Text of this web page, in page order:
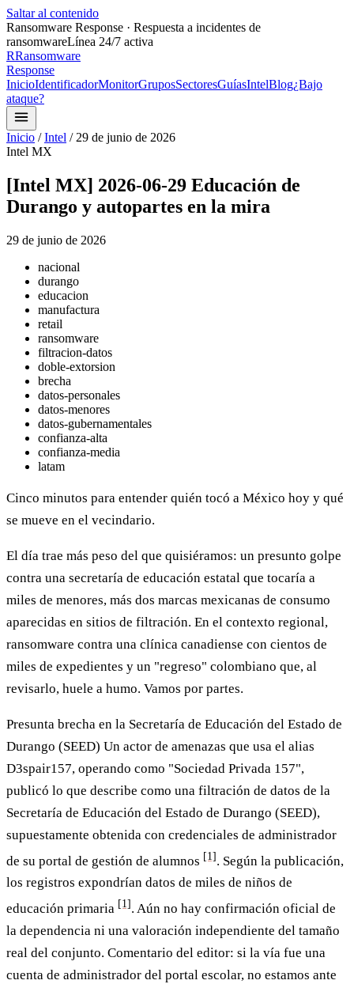
Saltar al contenido
Ransomware Response · Respuesta a incidentes de
ransomwareLínea 24/7 activa
RRansomware
Response
InicioIdentificadorMonitorGruposSectoresGuíasIntelBlog¿Bajo
ataque?
Inicio / Intel / 29 de junio de 2026
Intel MX
[Intel MX] 2026-06-29 Educación de
Durango y autopartes en la mira
29 de junio de 2026
nacional
durango
educacion
manufactura
retail
ransomware
filtracion-datos
doble-extorsion
brecha
datos-personales
datos-menores
datos-gubernamentales
confianza-alta
confianza-media
latam
Cinco minutos para entender quién tocó a México hoy y qué
se mueve en el vecindario.
El día trae más peso del que quisiéramos: un presunto golpe
contra una secretaría de educación estatal que tocaría a
miles de menores, más dos marcas mexicanas de consumo
aparecidas en sitios de filtración. En el contexto regional,
ransomware contra una clínica canadiense con cientos de
miles de expedientes y un "regreso" colombiano que, al
revisarlo, huele a humo. Vamos por partes.
Presunta brecha en la Secretaría de Educación del Estado de
Durango (SEED) Un actor de amenazas que usa el alias
D3spair157, operando como "Sociedad Privada 157",
publicó lo que describe como una filtración de datos de la
Secretaría de Educación del Estado de Durango (SEED),
supuestamente obtenida con credenciales de administrador
de su portal de gestión de alumnos [1]. Según la publicación,
los registros expondrían datos de miles de niños de
educación primaria [1]. Aún no hay confirmación oficial de
la dependencia ni una valoración independiente del tamaño
real del conjunto. Comentario del editor: si la vía fue una
cuenta de administrador del portal escolar, no estamos ante